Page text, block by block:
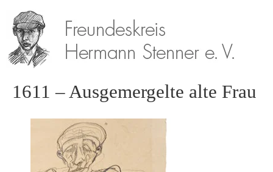
1611 – Ausgemergelte alte Frau